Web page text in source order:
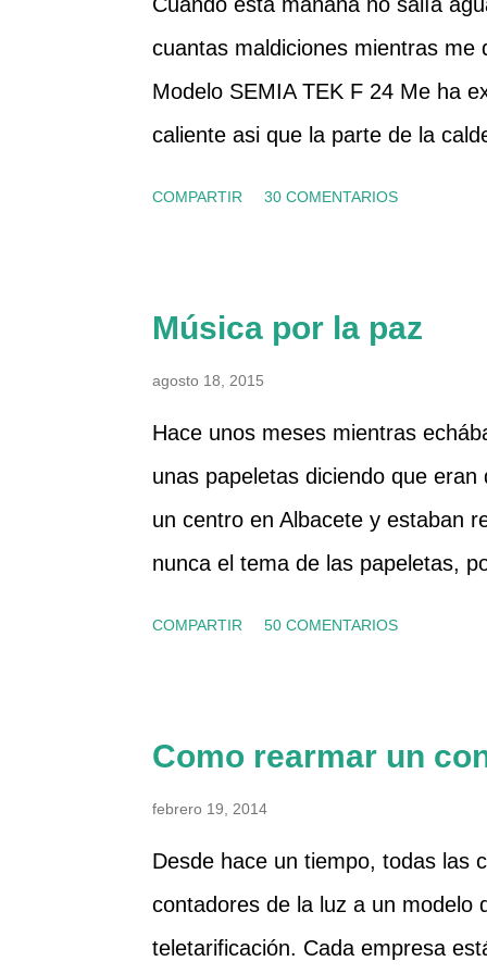
cuantas maldiciones mientras me
Modelo SEMIA TEK F 24 Me ha
caliente asi que la parte de la
manual en pdf y he visto que
agua sanitaria, asi que me he
he desconectado de la corriente,
agua a la caldera, que es el
color azul). También he abierto
cual no salía nada ya que había
Para quitar el tapón del filtro,
COMPARTIR 30 COMENTARIOS
Música por la paz
agosto 18, 2015
Hace unos meses mientras
unas papeletas diciendo que
un centro en Albacete y estaban
nunca el tema de las papeletas,
información sobre ellos, y la
catalana que se llama Músicos
si parece que hace cosas, ya por
noticias en los medios con datos
COMPARTIR 50 COMENTARIOS
Como rearmar un
febrero 19, 2014
Desde hace un tiempo, todas las
contadores de la luz a un modelo
teletarificación. Cada empresa